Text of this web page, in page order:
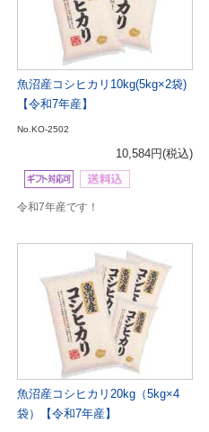
魚沼産コシヒカリ10kg(5kg×2袋)
【令和7年産】
No.KO-2502
10,584円(税込)
令和7年産です！
魚沼産コシヒカリ20kg（5kg×4
袋）【令和7年産】